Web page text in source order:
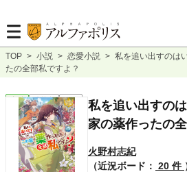
TOP > 小説 > 恋愛小説 > 私を追い出すのは
たの全部私ですよ？
恋愛 連載中 長編
私を追い出すの
家の薬作ったの
火野村志紀
（近況ボード： 20 件